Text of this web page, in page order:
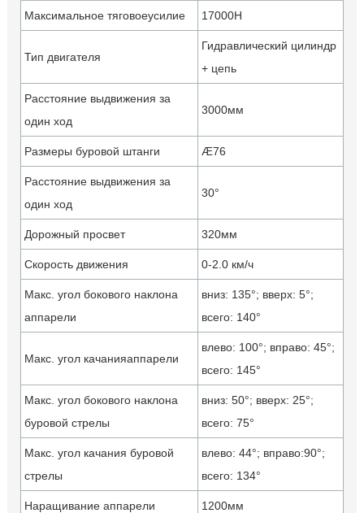
Максимальное тяговоеусилие 17000Н
Тип двигателя
Гидравлический цилиндр
+ цепь
Расстояние выдвижения за
один ход
3000мм
Размеры буровой штанги Æ76
Расстояние выдвижения за
один ход
30°
Дорожный просвет 320мм
Скорость движения 0-2.0 км/ч
Макс. угол бокового наклона
аппарели
вниз: 135°; вверх: 5°;
всего: 140°
Макс. угол качанияаппарели
влево: 100°; вправо: 45°;
всего: 145°
Макс. угол бокового наклона
буровой стрелы
вниз: 50°; вверх: 25°;
всего: 75°
Макс. угол качания буровой
стрелы
влево: 44°; вправо:90°;
всего: 134°
Наращивание аппарели 1200мм